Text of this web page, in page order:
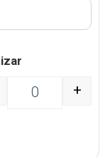
Cooler Bag
+